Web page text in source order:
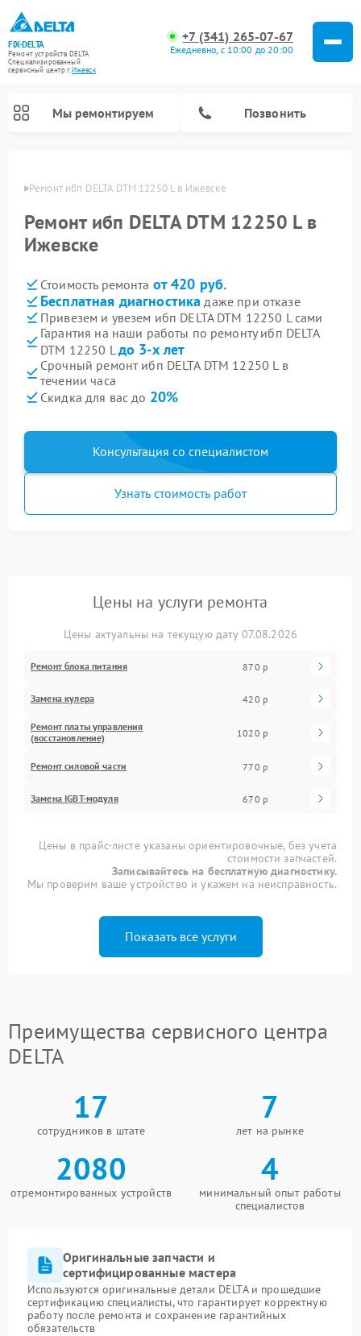
FIX-DELTA
Ремонт устройств DELTA
Специализированный
cервисный центр г.Ижевск
+7 (341) 265-07-67
Ежедневно, с 10:00 до 20:00
Мы ремонтируем Позвонить
Ремонт ибп DELTA DTM 12250 L в Ижевске
Ремонт ибп DELTA DTM 12250 L в
Ижевске
Стоимость ремонта от 420 руб.
Бесплатная диагностика даже при отказе
Привезем и увезем ибп DELTA DTM 12250 L сами
Гарантия на наши работы по ремонту ибп DELTA
DTM 12250 Lдо 3-х лет
Срочный ремонт ибп DELTA DTM 12250 L в
течении часа
Скидка для вас до 20%
Консультация со специалистом
Узнать стоимость работ
Цены на услуги ремонта
Цены актуальны на текущую дату 07.08.2026
Ремонт блока питания 870 р
Замена кулера 420 р
Ремонт платы управления
(восстановление)
1020 р
Ремонт силовой части 770 р
Замена IGBT-модуля 670 р
Цены в прайс-листе указаны ориентировочные, без учета
стоимости запчастей.
Записывайтесь на бесплатную диагностику.
Мы проверим ваше устройство и укажем на неисправность.
Показать все услуги
Преимущества сервисного центра
DELTA
17
сотрудников в штате
7
лет на рынке
2080
отремонтированных устройств
4
минимальный опыт работы
специалистов
Оригинальные запчасти и
сертифицированные мастера
Используются оригинальные детали DELTA и прошедшие
сертификацию специалисты, что гарантирует корректную
работу после ремонта и сохранение гарантийных
обязательств